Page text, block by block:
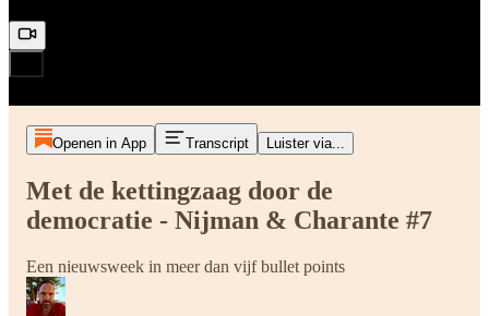
Openen in App Transcript Luister via...
Met de kettingzaag door de
democratie - Nijman & Charante #7
Een nieuwsweek in meer dan vijf bullet points